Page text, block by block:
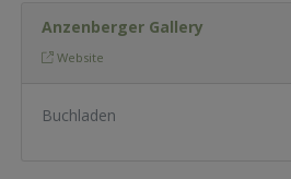
Anzenberger Gallery
Website
Buchladen